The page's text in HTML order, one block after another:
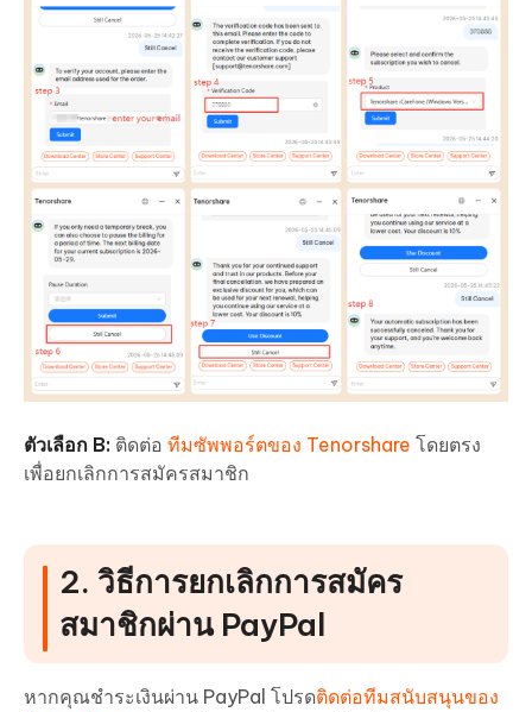
ตัวเลือก B: ติดต่อ ทีมซัพพอร์ตของ Tenorshare โดยตรง
เพื่อยกเลิกการสมัครสมาชิก
2. วิธีการยกเลิกการสมัคร
สมาชิกผ่าน PayPal
หากคุณชำระเงินผ่าน PayPal โปรดติดต่อทีมสนับสนุนของ